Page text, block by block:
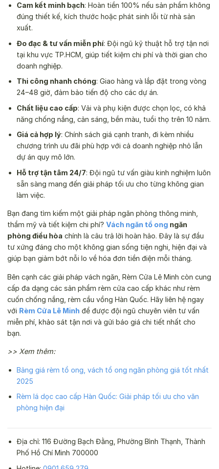
Cam kết minh bạch: Hoàn tiền 100% nếu sản phẩm không
đúng thiết kế, kích thước hoặc phát sinh lỗi từ nhà sản
xuất.
Đo đạc & tư vấn miễn phí: Đội ngũ kỹ thuật hỗ trợ tận nơi
tại khu vực TP.HCM, giúp tiết kiệm chi phí và thời gian cho
doanh nghiệp.
Thi công nhanh chóng: Giao hàng và lắp đặt trong vòng
24–48 giờ, đảm bảo tiến độ cho các dự án.
Chất liệu cao cấp: Vải và phụ kiện được chọn lọc, có khả
năng chống nắng, cản sáng, bền màu, tuổi thọ trên 10 năm.
Giá cả hợp lý: Chính sách giá cạnh tranh, đi kèm nhiều
chương trình ưu đãi phù hợp với cả doanh nghiệp nhỏ lẫn
dự án quy mô lớn.
Hỗ trợ tận tâm 24/7: Đội ngũ tư vấn giàu kinh nghiệm luôn
sẵn sàng mang đến giải pháp tối ưu cho từng không gian
làm việc.
Bạn đang tìm kiếm một giải pháp ngăn phòng thông minh,
thẩm mỹ và tiết kiệm chi phí? Vách ngăn tổ ong ngăn
phòng điều hòa chính là câu trả lời hoàn hảo. Đây là sự đầu
tư xứng đáng cho một không gian sống tiện nghi, hiện đại và
giúp bạn giảm bớt nỗi lo về hóa đơn tiền điện mỗi tháng.
Bên cạnh các giải pháp vách ngăn, Rèm Cửa Lê Minh còn cung
cấp đa dạng các sản phẩm rèm cửa cao cấp khác như rèm
cuốn chống nắng, rèm cầu vồng Hàn Quốc. Hãy liên hệ ngay
với Rèm Cửa Lê Minh để được đội ngũ chuyên viên tư vấn
miễn phí, khảo sát tận nơi và gửi báo giá chi tiết nhất cho
bạn.
>> Xem thêm:
Bảng giá rèm tổ ong, vách tổ ong ngăn phòng giá tốt nhất
2025
Rèm lá dọc cao cấp Hàn Quốc: Giải pháp tối ưu cho văn
phòng hiện đại
Địa chỉ: 116 Đường Bạch Đằng, Phường Bình Thạnh, Thành
Phố Hồ Chí Minh 700000